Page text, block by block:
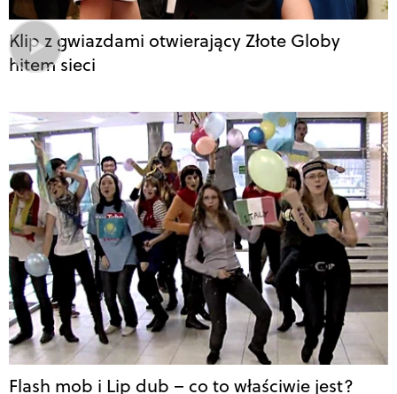
Klip z gwiazdami otwierający Złote Globy
hitem sieci
Flash mob i Lip dub – co to właściwie jest?